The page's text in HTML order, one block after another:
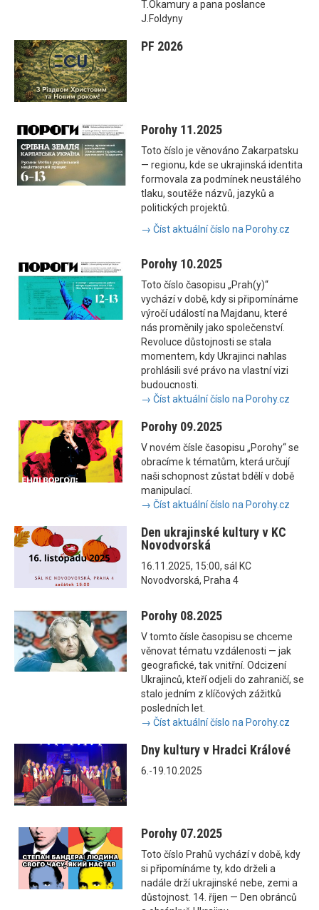
T.Okamury a pana poslance
J.Foldyny
PF 2026
Porohy 11.2025
Toto číslo je věnováno Zakarpatsku
— regionu, kde se ukrajinská identita
formovala za podmínek neustálého
tlaku, soutěže názvů, jazyků a
politických projektů.
→ Číst aktuální číslo na Porohy.cz
Porohy 10.2025
Toto číslo časopisu „Prah(y)“
vychází v době, kdy si připomínáme
výročí událostí na Majdanu, které
nás proměnily jako společenství.
Revoluce důstojnosti se stala
momentem, kdy Ukrajinci nahlas
prohlásili své právo na vlastní vizi
budoucnosti.
→ Číst aktuální číslo na Porohy.cz
Porohy 09.2025
V novém čísle časopisu „Porohy“ se
obracíme k tématům, která určují
naši schopnost zůstat bdělí v době
manipulací.
→ Číst aktuální číslo na Porohy.cz
Den ukrajinské kultury v KC
Novodvorská
16.11.2025, 15:00, sál KC
Novodvorská, Praha 4
Porohy 08.2025
V tomto čísle časopisu se chceme
věnovat tématu vzdálenosti — jak
geografické, tak vnitřní. Odcizení
Ukrajinců, kteří odjeli do zahraničí, se
stalo jedním z klíčových zážitků
posledních let.
→ Číst aktuální číslo na Porohy.cz
Dny kultury v Hradci Králové
6.-19.10.2025
Porohy 07.2025
Toto číslo Prahů vychází v době, kdy
si připomínáme ty, kdo drželi a
nadále drží ukrajinské nebe, zemi a
důstojnost. 14. říjen — Den obránců